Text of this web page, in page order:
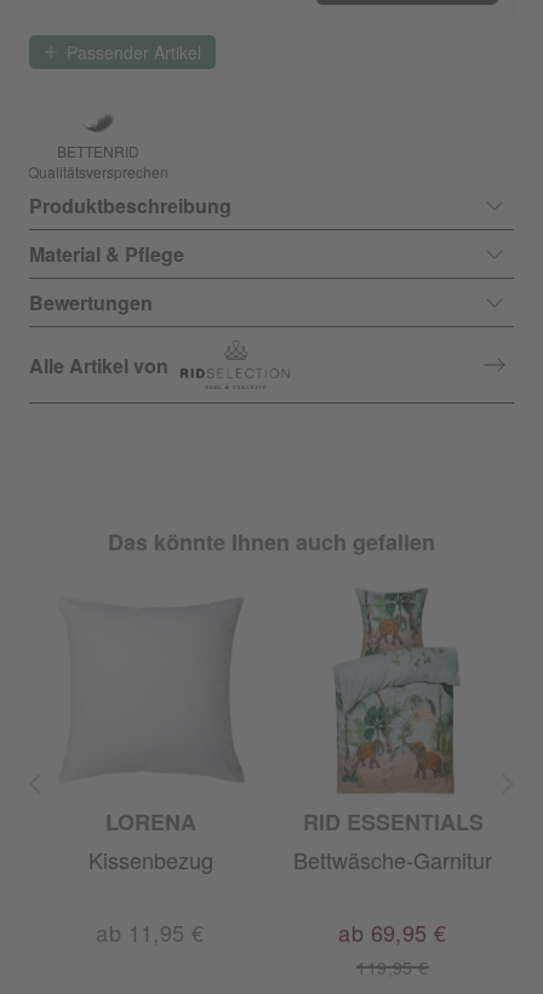
Passender Artikel
BETTENRID
Qualitätsversprechen
Produktbeschreibung
Material & Pflege
Bewertungen
Alle Artikel von
Das könnte Ihnen auch gefallen
LORENA
Kissenbezug
ab 11,95 €
RID ESSENTIALS
Bettwäsche-Garnitur
119,95 €
ab 69,95 €